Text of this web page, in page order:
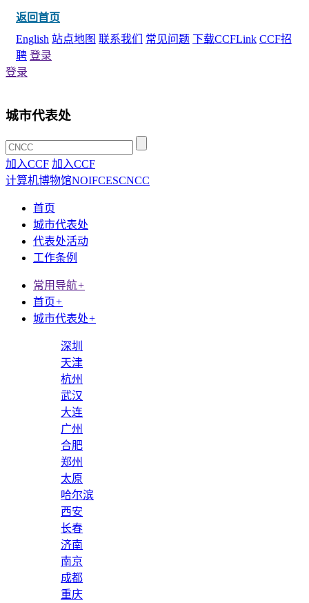
返回首页
English 站点地图 联系我们 常见问题 下载CCFLink CCF招
聘 登录
登录
城市代表处
加入CCF 加入CCF
计算机博物馆NOIFCESCNCC
首页
城市代表处
代表处活动
工作条例
常用导航+
首页+
城市代表处+
深圳
天津
杭州
武汉
大连
广州
合肥
郑州
太原
哈尔滨
西安
长春
济南
南京
成都
重庆